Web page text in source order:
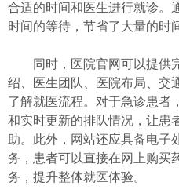
合适的时间和医生进行就诊。
时间的等待，节省了大量的时
同时，医院官网可以提供
绍、医生团队、医院布局、交
了解就医流程。对于急诊患者
和实时更新的排队情况，让患
助。此外，网站还应具备电子
务，患者可以直接在网上购买
务，提升整体就医体验。